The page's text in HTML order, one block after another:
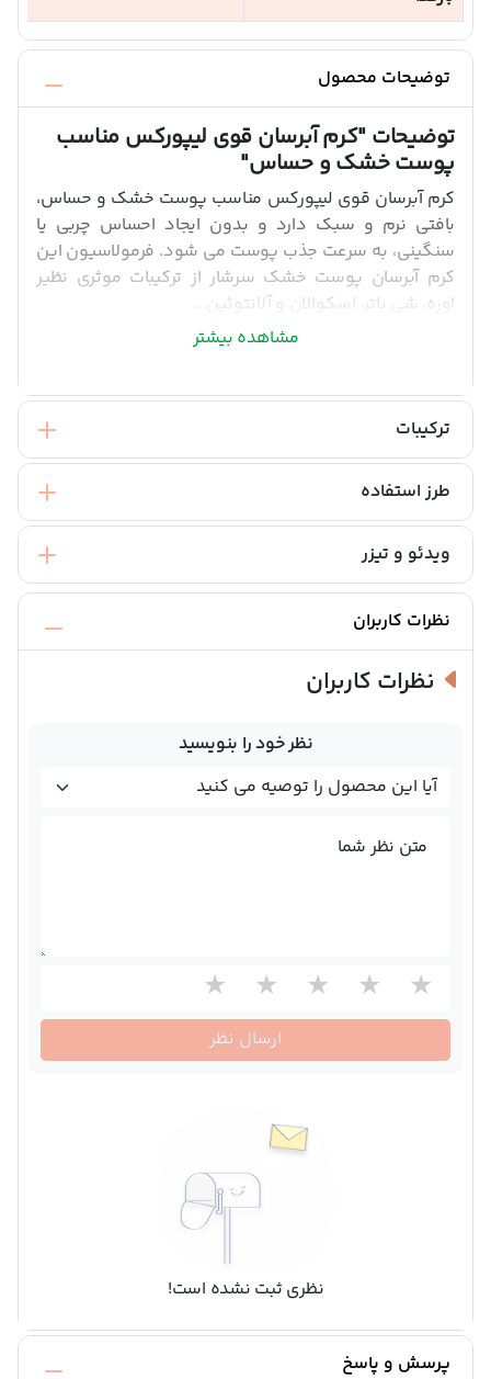
توضیحات محصول
توضیحات"کرم آبرسان قوی لیپورکس مناسب
پوست خشک و حساس"
کرم آبرسان قوی لیپورکس مناسب پوست خشک و حساس،
بافتی نرم و سبک دارد و بدون ایجاد احساس چربی یا
سنگینی، به سرعت جذب پوست می شود. فرمولاسیون این
کرم آبرسان پوست خشک سرشار از ترکیبات موثری نظیر
اوره، شی باتر، اسکوالان و آلانتوئین...
مشاهده بیشتر
ترکیبات
طرز استفاده
ویدئو و تیزر
نظرات کاربران
نظرات کاربران
نظر خود را بنویسید
متن نظر شما
ارسال نظر
نظری ثبت نشده است!
پرسش و پاسخ